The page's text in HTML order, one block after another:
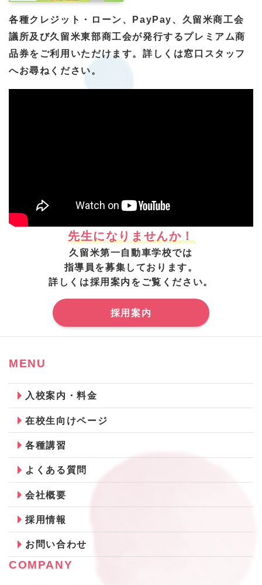
各種クレジット・ローン、PayPay、久留米商工会
議所及び久留米東部商工会が発行するプレミアム商
品券をご利用いただけます。詳しくは窓口スタッフ
へお尋ねください。
先生になりませんか！
久留米第一自動車学校では
指導員を募集しております。
詳しくは採用案内をご覧ください。
採用案内
MENU
入校案内・料金
在校生向けページ
各種講習
よくある質問
会社概要
採用情報
お問い合わせ
COMPANY